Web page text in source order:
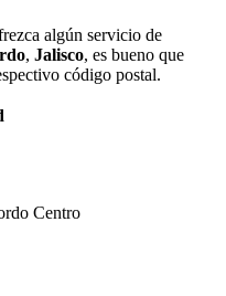
algún servicio de
, Jalisco, es bueno que
código postal.
Centro